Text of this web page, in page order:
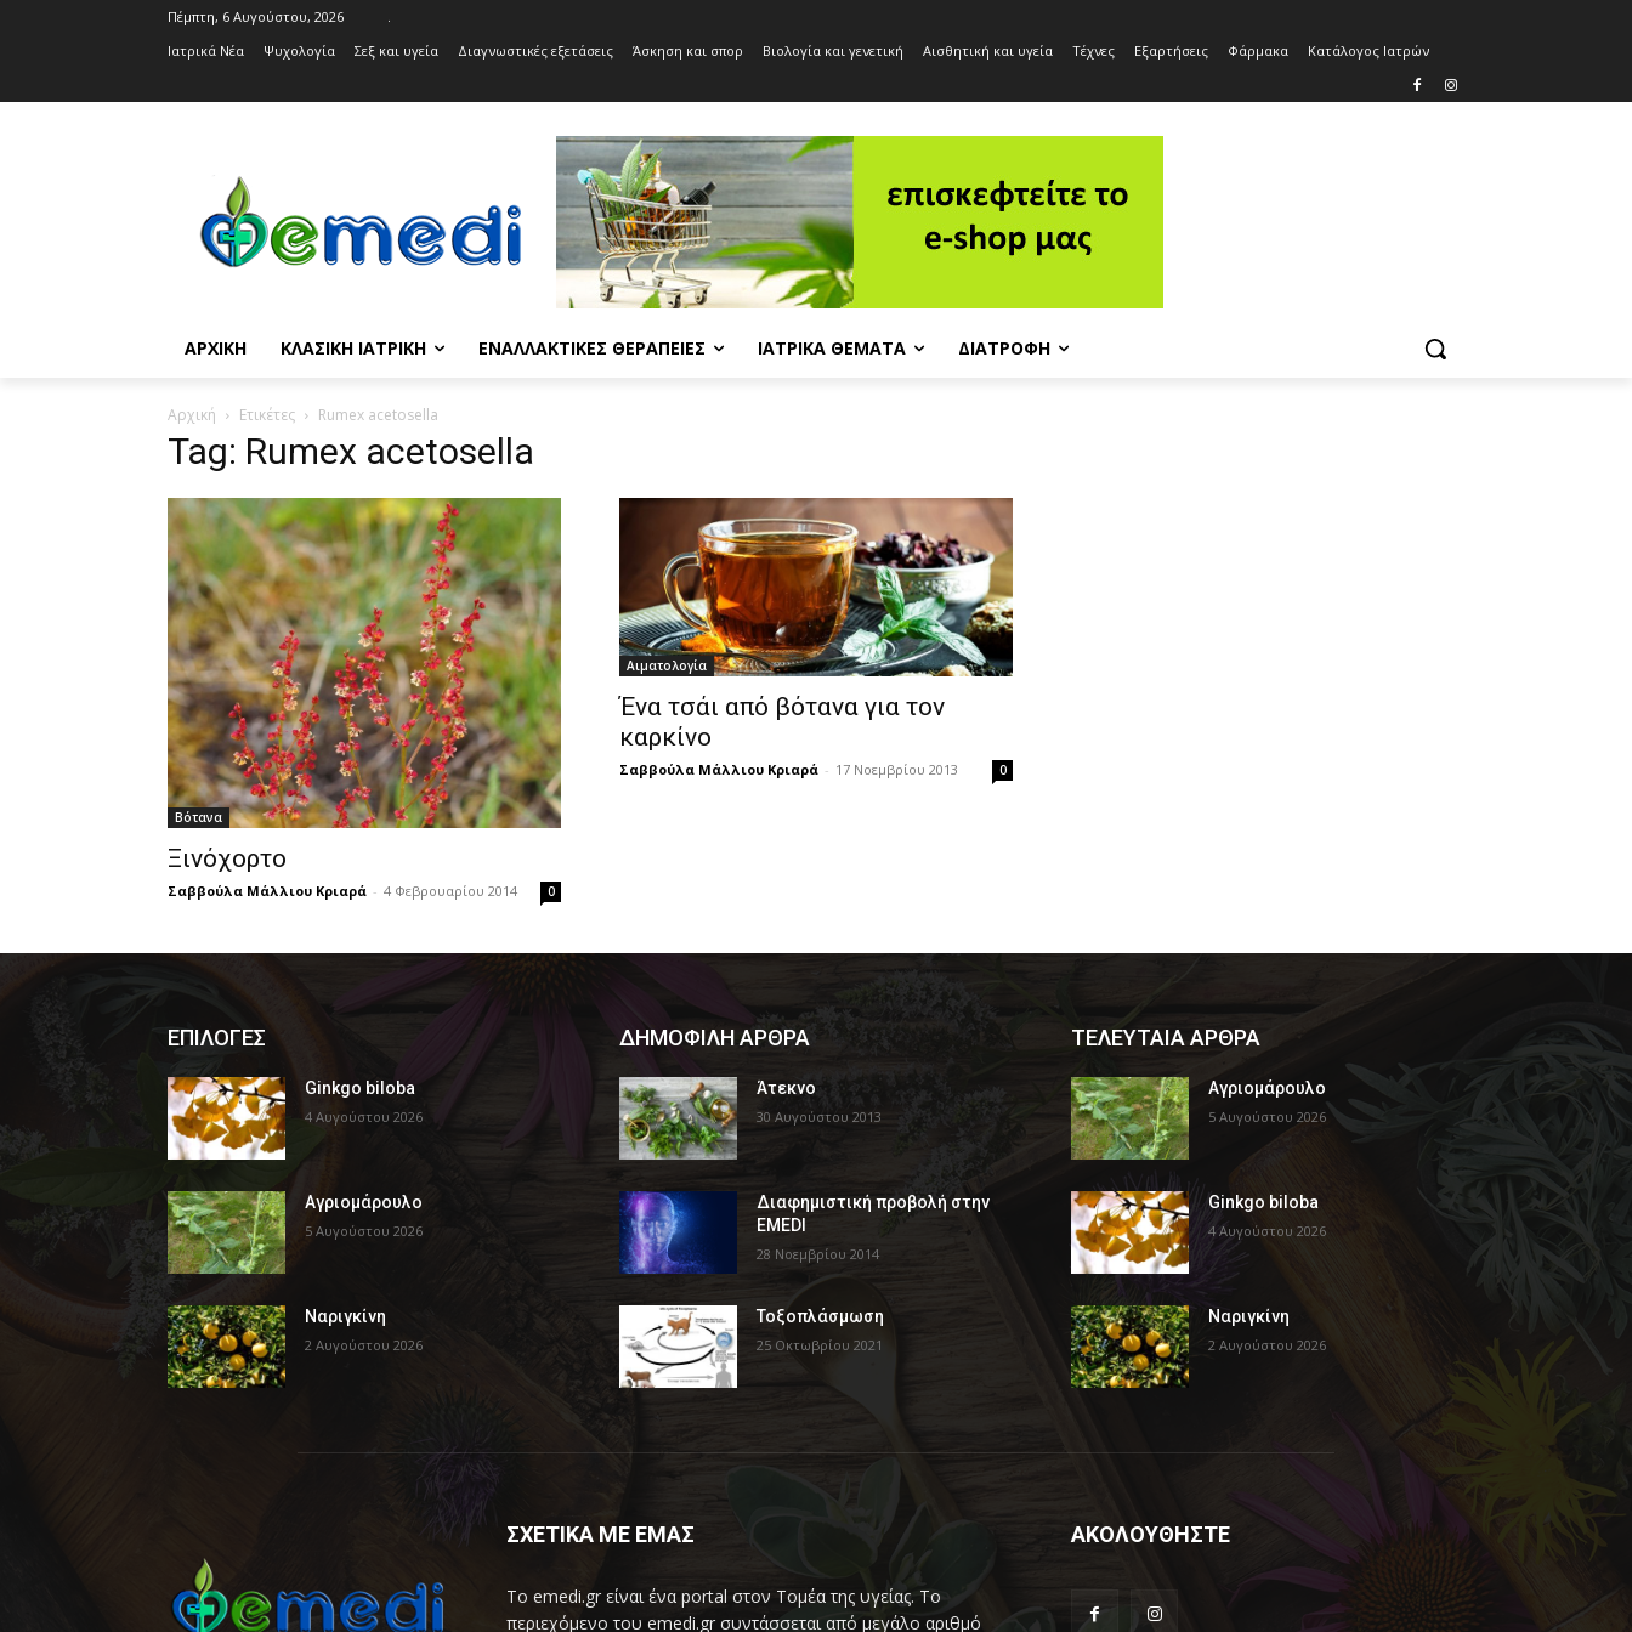
Πέμπτη, 6 Αυγούστου, 2026
.
Ιατρικά Νέα
Ψυχολογία Σεξ και υγεία Διαγνωστικές εξετάσεις Άσκηση και σπορ Βιολογία και γενετική Αισθητική και υγεία Τέχνες Εξαρτήσεις Φάρμακα Κατάλογος Ιατρών
ΑΡΧΙΚΉ ΚΛΑΣΙΚΉ ΙΑΤΡΙΚΉ ΕΝΑΛΛΑΚΤΙΚΈΣ ΘΕΡΑΠΕΊΕΣ ΙΑΤΡΙΚΆ ΘΈΜΑΤΑ ΔΙΑΤΡΟΦΉ
Αρχική Ετικέτες Rumex acetosella
Tag: Rumex acetosella
Βότανα
Ξινόχορτο
Σαββούλα Μάλλιου Κριαρά - 4 Φεβρουαρίου 2014 0
Αιματολογία
Ένα τσάι από βότανα για τον
καρκίνο
Σαββούλα Μάλλιου Κριαρά - 17 Νοεμβρίου 2013 0
ΕΠΙΛΟΓΕΣ
Ginkgo biloba
4 Αυγούστου 2026
Αγριομάρουλο
5 Αυγούστου 2026
Ναριγκίνη
2 Αυγούστου 2026
ΔΗΜΟΦΙΛΗ ΑΡΘΡΑ
Άτεκνο
30 Αυγούστου 2013
Διαφημιστική προβολή στην
EMEDI
28 Νοεμβρίου 2014
Τοξοπλάσμωση
25 Οκτωβρίου 2021
ΤΕΛΕΥΤΑΙΑ ΑΡΘΡΑ
Αγριομάρουλο
5 Αυγούστου 2026
Ginkgo biloba
4 Αυγούστου 2026
Ναριγκίνη
2 Αυγούστου 2026
ΣΧΕΤΙΚΑ ΜΕ ΕΜΑΣ
Το emedi.gr είναι ένα portal στον Τομέα της υγείας. Το
περιεχόμενο του emedi.gr συντάσσεται από μεγάλο αριθμό
ΑΚΟΛΟΥΘΗΣΤΕ